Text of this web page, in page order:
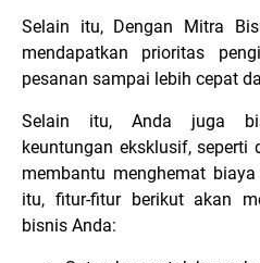
Selain itu, Dengan Mitra
mendapatkan prioritas
pesanan sampai lebih cepat
Selain itu, Anda juga
keuntungan eksklusif, seperti
membantu menghemat
itu, fitur-fitur berikut akan
bisnis Anda: